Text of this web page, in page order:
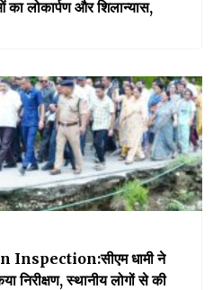
लोकार्पण और शिलान्यास,
धामी ने
निरीक्षण, स्थानीय लोगों से की